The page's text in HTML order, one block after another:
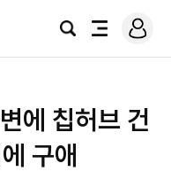
검
전
로
그
에 칩허브 건
구애